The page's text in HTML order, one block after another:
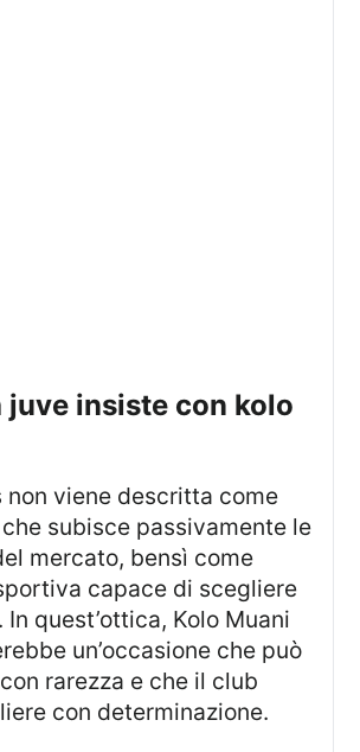
subisce passivamente le
mercato, bensì come
capace di scegliere
quest’ottica, Kolo Muani
un’occasione che può
rarezza e che il club
con determinazione.